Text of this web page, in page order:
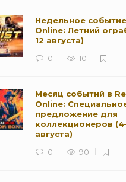
Недельное
Online: Летний
12 августа)
0
10
Месяц событий в
Online:
предложение для
коллекционеров
августа)
0
90